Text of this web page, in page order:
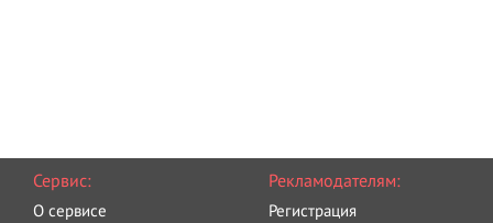
Сервис:
О сервисе
Рекламодателям:
Регистрация